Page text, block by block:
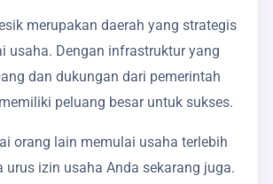
merupakan daerah yang strategis
usaha. Dengan infrastruktur yang
dan dukungan dari pemerintah
peluang besar untuk sukses.
orang lain memulai usaha terlebih
urus izin usaha Anda sekarang juga.